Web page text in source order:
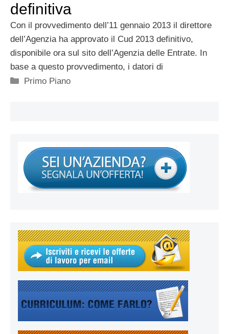
definitiva
Con il provvedimento dell’11 gennaio 2013 il direttore
dell’Agenzia ha approvato il Cud 2013 definitivo,
disponibile ora sul sito dell’Agenzia delle Entrate. In
base a questo provvedimento, i datori di
Categorie
Primo Piano